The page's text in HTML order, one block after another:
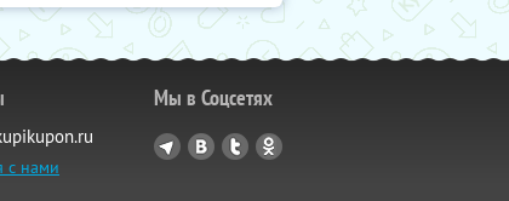
с нами
Мы в Соцсетях